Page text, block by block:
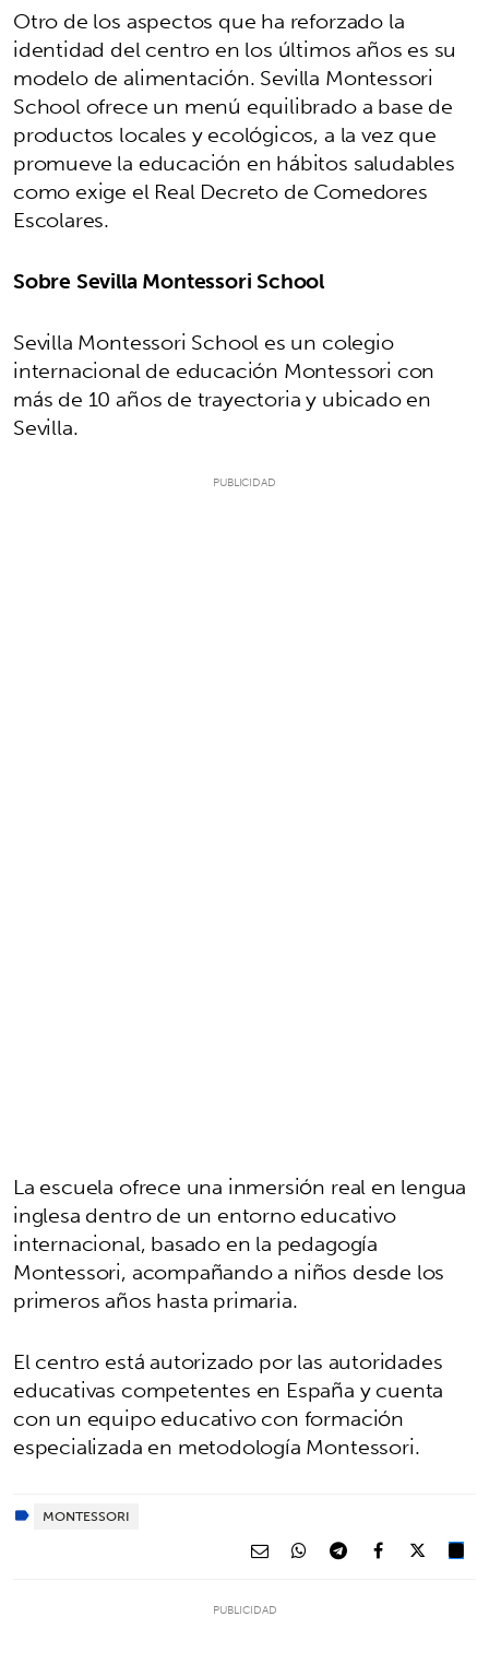
Otro de los aspectos que ha reforzado la
identidad del centro en los últimos años es su
modelo de alimentación. Sevilla Montessori
School ofrece un menú equilibrado a base de
productos locales y ecológicos, a la vez que
promueve la educación en hábitos saludables
como exige el Real Decreto de Comedores
Escolares.
Sobre Sevilla Montessori School
Sevilla Montessori School es un colegio
internacional de educación Montessori con
más de 10 años de trayectoria y ubicado en
Sevilla.
La escuela ofrece una inmersión real en lengua
inglesa dentro de un entorno educativo
internacional, basado en la pedagogía
Montessori, acompañando a niños desde los
primeros años hasta primaria.
El centro está autorizado por las autoridades
educativas competentes en España y cuenta
con un equipo educativo con formación
especializada en metodología Montessori.
MONTESSORI